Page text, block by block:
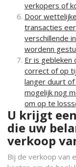
verkopers of
Door
transacties
verschillende
wordenn
Er is
correct of op
langer duurt
mogelijk nog
om op te
U krijgt
die uw
verkoop
Bij de verkoop van